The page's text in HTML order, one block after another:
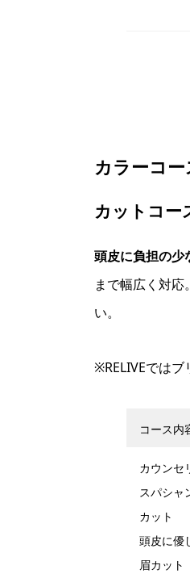
カラーコー
カットコー
頭皮に負担の少
まで幅広く対
い。
※RELIVEではブ
コース内
カウンセ
スパシャ
カット
頭皮に優
眉カット